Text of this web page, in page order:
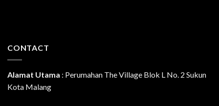
CONTACT
Alamat Utama : Perumahan The Village Blok L No. 2 Sukun
Kota Malang